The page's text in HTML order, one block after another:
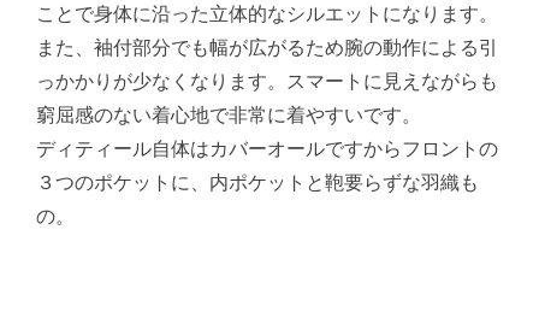
ことで身体に沿った立体的なシルエットになります。
また、袖付部分でも幅が広がるため腕の動作による引
っかかりが少なくなります。スマートに見えながらも
窮屈感のない着心地で非常に着やすいです。
ディティール自体はカバーオールですからフロントの
３つのポケットに、内ポケットと鞄要らずな羽織も
の。